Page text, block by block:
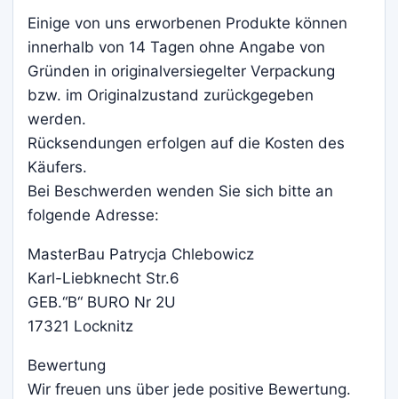
Einige von uns erworbenen Produkte können
innerhalb von 14 Tagen ohne Angabe von
Gründen in originalversiegelter Verpackung
bzw. im Originalzustand zurückgegeben
werden.
Rücksendungen erfolgen auf die Kosten des
Käufers.
Bei Beschwerden wenden Sie sich bitte an
folgende Adresse:
MasterBau Patrycja Chlebowicz
Karl-Liebknecht Str.6
GEB.“B“ BURO Nr 2U
17321 Locknitz
Bewertung
Wir freuen uns über jede positive Bewertung.